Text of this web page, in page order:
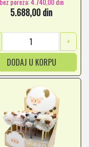
5.688,00 din
+
DODAJ U KORPU